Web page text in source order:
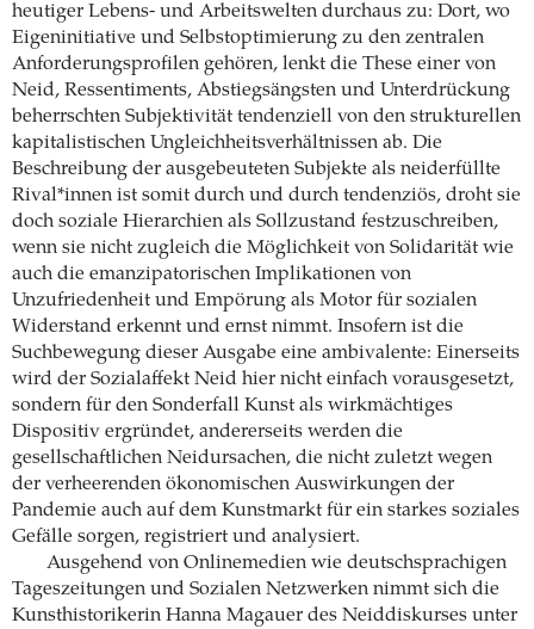
heutiger Lebens- und Arbeitswelten durchaus zu: Dort, wo
Eigeninitiative und Selbstoptimierung zu den zentralen
Anforderungsprofilen gehören, lenkt die These einer von
Neid, Ressentiments, Abstiegsängsten und Unterdrückung
beherrschten Subjektivität tendenziell von den strukturellen
kapitalistischen Ungleichheitsverhältnissen ab. Die
Beschreibung der ausgebeuteten Subjekte als neiderfüllte
Rival*innen ist somit durch und durch tendenziös, droht sie
doch soziale Hierarchien als Sollzustand festzuschreiben,
wenn sie nicht zugleich die Möglichkeit von Solidarität wie
auch die emanzipatorischen Implikationen von
Unzufriedenheit und Empörung als Motor für sozialen
Widerstand erkennt und ernst nimmt. Insofern ist die
Suchbewegung dieser Ausgabe eine ambivalente: Einerseits
wird der Sozialaffekt Neid hier nicht einfach vorausgesetzt,
sondern für den Sonderfall Kunst als wirkmächtiges
Dispositiv ergründet, andererseits werden die
gesellschaftlichen Neidursachen, die nicht zuletzt wegen
der verheerenden ökonomischen Auswirkungen der
Pandemie auch auf dem Kunstmarkt für ein starkes soziales
Gefälle sorgen, registriert und analysiert.
Ausgehend von Onlinemedien wie deutschsprachigen
Tageszeitungen und Sozialen Netzwerken nimmt sich die
Kunsthistorikerin Hanna Magauer des Neiddiskurses unter